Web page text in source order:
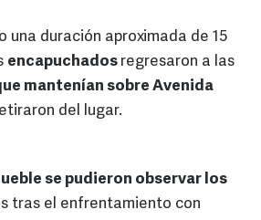
una duración aproximada de 15
encapuchados regresaron a las
mantenían sobre Avenida
del lugar.
se pudieron observar los
tras el enfrentamiento con